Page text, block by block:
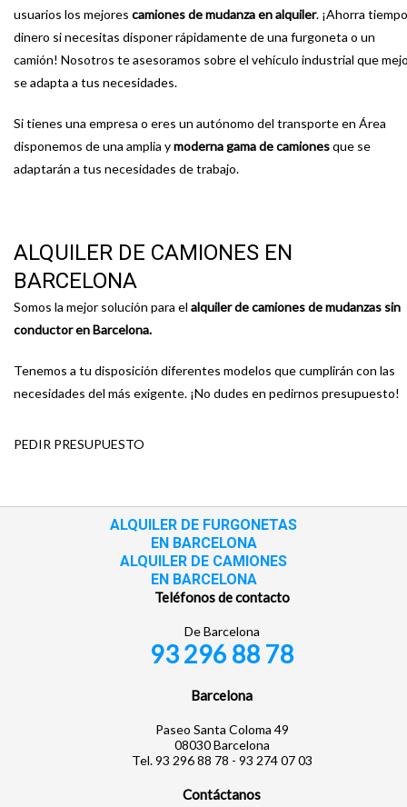
usuarios los mejores camiones de mudanza en alquiler. ¡Ahorra
dinero si necesitas disponer rápidamente de una furgoneta o un
camión! Nosotros te asesoramos sobre el vehículo industrial que
se adapta a tus necesidades.
Si tienes una empresa o eres un autónomo del transporte en Área
disponemos de una amplia ymoderna gama de camionesque se
adaptarán a tus necesidades de trabajo.
ALQUILER DE CAMIONES EN
BARCELONA
Somos la mejor solución para el alquiler de camiones de mudanzas sin
conductor en Barcelona.
Tenemos a tu disposición diferentes modelos que cumplirán con las
necesidades del más exigente. ¡No dudes en pedirnos presupuesto!
PEDIR PRESUPUESTO
ALQUILER DE FURGONETAS
EN BARCELONA
ALQUILER DE CAMIONES
EN BARCELONA
Teléfonos de contacto
De Barcelona
93 296 88 78
Barcelona
Paseo Santa Coloma 49
08030 Barcelona
Tel. 93 296 88 78 - 93 274 07 03
Contáctanos